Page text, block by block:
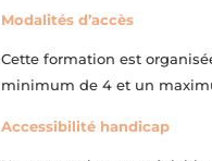
Modalités d’accès
Cette formation est
minimum de 4 et un
Accessibilité handicap